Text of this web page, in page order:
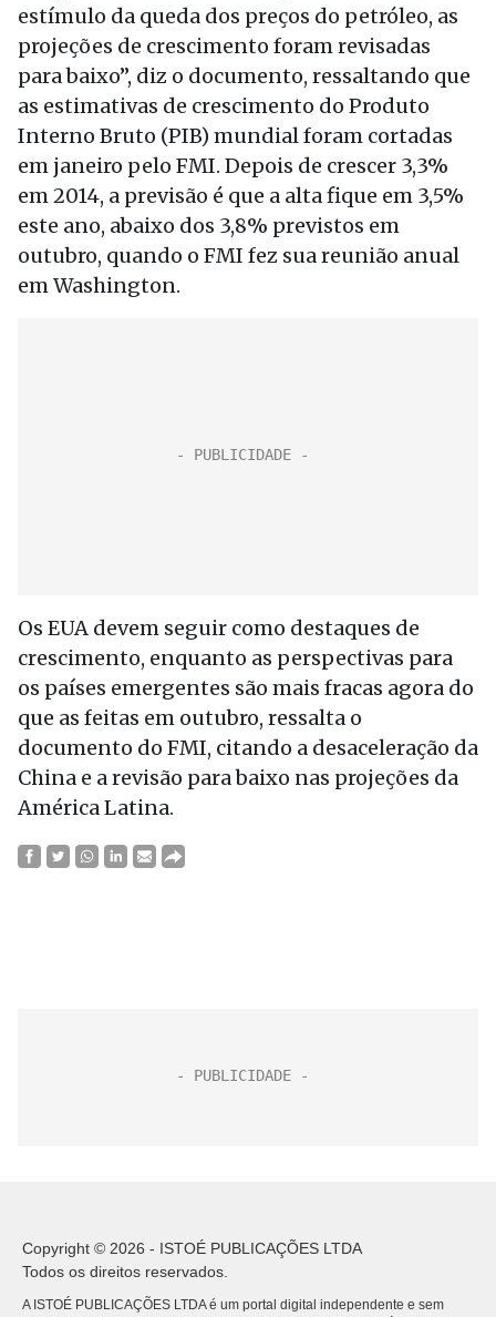
estímulo da queda dos preços do petróleo, as
projeções de crescimento foram revisadas
para baixo”, diz o documento, ressaltando que
as estimativas de crescimento do Produto
Interno Bruto (PIB) mundial foram cortadas
em janeiro pelo FMI. Depois de crescer 3,3%
em 2014, a previsão é que a alta fique em 3,5%
este ano, abaixo dos 3,8% previstos em
outubro, quando o FMI fez sua reunião anual
em Washington.
Os EUA devem seguir como destaques de
crescimento, enquanto as perspectivas para
os países emergentes são mais fracas agora do
que as feitas em outubro, ressalta o
documento do FMI, citando a desaceleração da
China e a revisão para baixo nas projeções da
América Latina.
Copyright © 2026 - ISTOÉ PUBLICAÇÕES LTDA
Todos os direitos reservados.
A ISTOÉ PUBLICAÇÕES LTDA é um portal digital independente e sem